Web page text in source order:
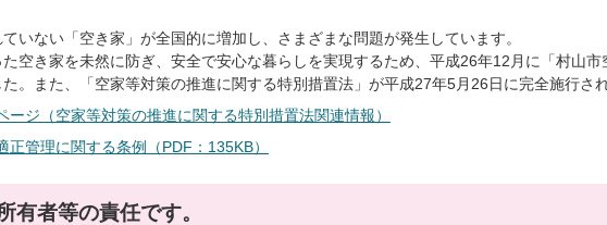
いない「空き家」が全国的に増加し、さまざまな問題が発生しています。
空き家を未然に防ぎ、安全で安心な暮らしを実現するため、平成26年12月に「村山
。また、「空家等対策の推進に関する特別措置法」が平成27年5月26日に完全施行され
ージ（空家等対策の推進に関する特別措置法関連情報）
正管理に関する条例（PDF：135KB）
有者等の責任です。